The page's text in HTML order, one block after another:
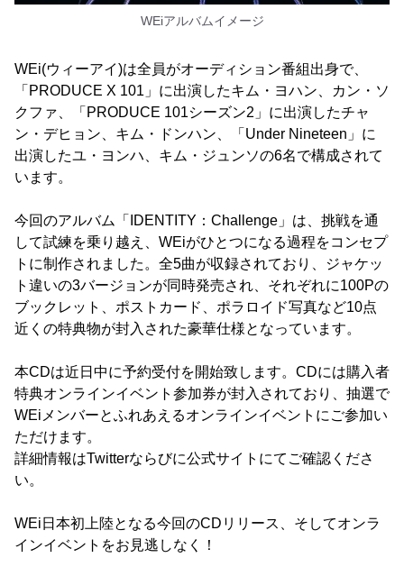
WEiアルバムイメージ
WEi(ウィーアイ)は全員がオーディション番組出身で、
「PRODUCE X 101」に出演したキム・ヨハン、カン・ソ
クファ、「PRODUCE 101シーズン2」に出演したチャ
ン・デヒョン、キム・ドンハン、「Under Nineteen」に
出演したユ・ヨンハ、キム・ジュンソの6名で構成されて
います。
今回のアルバム「IDENTITY：Challenge」は、挑戦を通
して試練を乗り越え、WEiがひとつになる過程をコンセプ
トに制作されました。全5曲が収録されており、ジャケッ
ト違いの3バージョンが同時発売され、それぞれに100Pの
ブックレット、ポストカード、ポラロイド写真など10点
近くの特典物が封入された豪華仕様となっています。
本CDは近日中に予約受付を開始致します。CDには購入者
特典オンラインイベント参加券が封入されており、抽選で
WEiメンバーとふれあえるオンラインイベントにご参加い
ただけます。
詳細情報はTwitterならびに公式サイトにてご確認くださ
い。
WEi日本初上陸となる今回のCDリリース、そしてオンラ
インイベントをお見逃しなく！